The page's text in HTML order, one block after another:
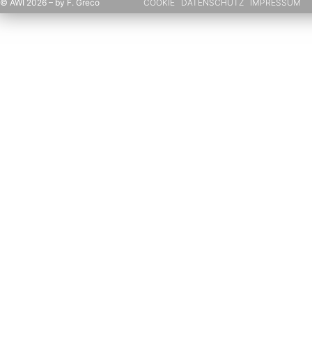
© AWI 2026 – by F. Greco COOKIE DATENSCHUTZ IMPRESSUM